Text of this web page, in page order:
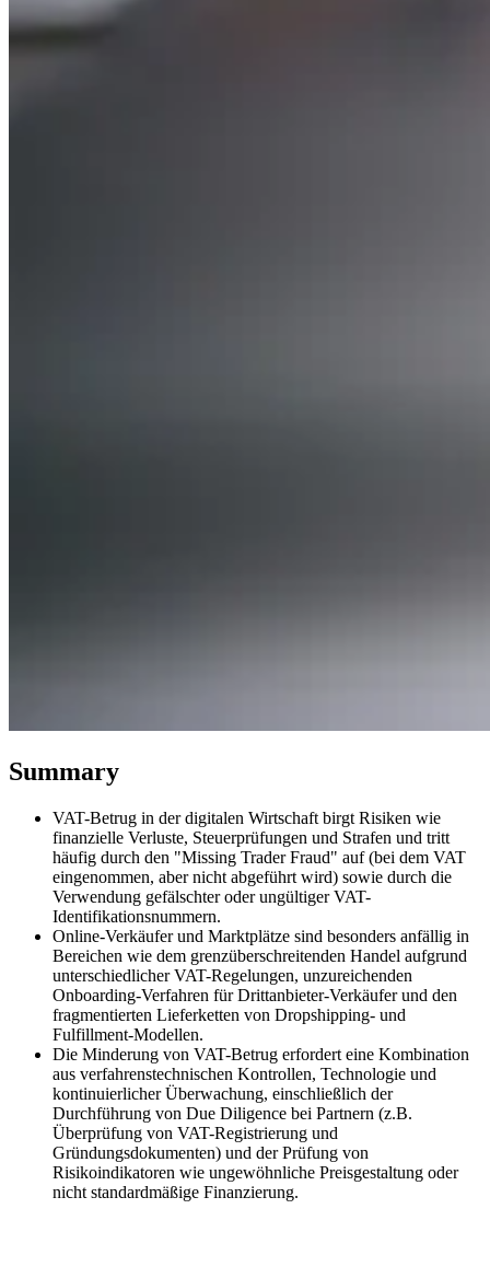
Werkzeuge
NummernprüferTracker für E-Rechnungs-Mandate
Experts
Unsere AutorenBeitragender werdenWählen Sie einen Experten
Summary
VAT-Betrug in der digitalen Wirtschaft birgt Risiken wie
finanzielle Verluste, Steuerprüfungen und Strafen und tritt
häufig durch den "Missing Trader Fraud" auf (bei dem VAT
eingenommen, aber nicht abgeführt wird) sowie durch die
Verwendung gefälschter oder ungültiger VAT-
Identifikationsnummern.
Online-Verkäufer und Marktplätze sind besonders anfällig in
Bereichen wie dem grenzüberschreitenden Handel aufgrund
unterschiedlicher VAT-Regelungen, unzureichenden
Onboarding-Verfahren für Drittanbieter-Verkäufer und den
fragmentierten Lieferketten von Dropshipping- und
Fulfillment-Modellen.
Die Minderung von VAT-Betrug erfordert eine Kombination
aus verfahrenstechnischen Kontrollen, Technologie und
kontinuierlicher Überwachung, einschließlich der
Durchführung von Due Diligence bei Partnern (z.B.
Überprüfung von VAT-Registrierung und
Gründungsdokumenten) und der Prüfung von
Risikoindikatoren wie ungewöhnliche Preisgestaltung oder
nicht standardmäßige Finanzierung.